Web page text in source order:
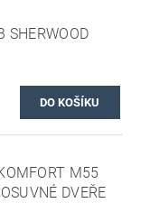
SHERWOOD
M55
DVEŘE